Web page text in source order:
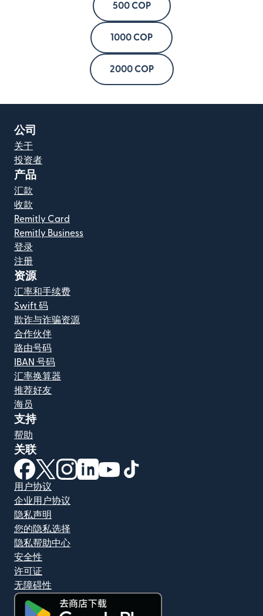
500 COP
1000 COP
2000 COP
公司
关于
投资者
产品
汇款
收款
Remitly Card
Remitly Business
登录
注册
资源
汇率和手续费
Swift 码
欺诈与诈骗资源
合作伙伴
路由号码
IBAN 号码
汇率换算器
推荐好友
海员
支持
帮助
关联
（在新窗口中打开）
（在新窗口中打开）
（在新窗口中打开）
（在新窗口中打开）
（在新窗口中打开）
用户协议
企业用户协议
隐私声明
您的隐私选择
隐私帮助中心
安全性
许可证
无障碍性